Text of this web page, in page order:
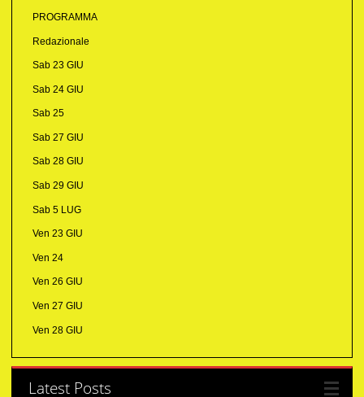
PROGRAMMA
Redazionale
Sab 23 GIU
Sab 24 GIU
Sab 25
Sab 27 GIU
Sab 28 GIU
Sab 29 GIU
Sab 5 LUG
Ven 23 GIU
Ven 24
Ven 26 GIU
Ven 27 GIU
Ven 28 GIU
Latest Posts